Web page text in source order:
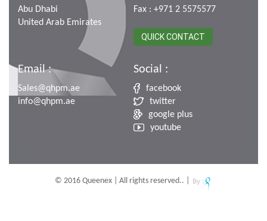
Abu Dhabi
United Arab Emirates
Fax : +971 2 5575577
QUICK CONTACT
Email :
Sales@qhpm.ae
info@qhpm.ae
Social :
facebook
twitter
google plus
youtube
© 2016 Queenex | All rights reserved.. |